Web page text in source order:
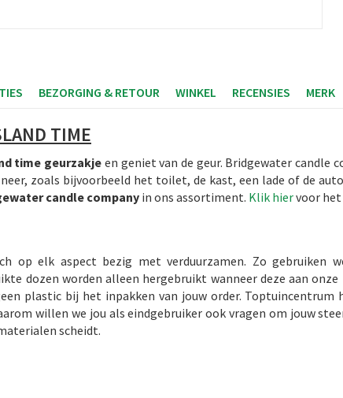
BEZORGING & RETOUR WINKEL RECENSIES MERK
TIME
time geurzakje en geniet van de geur. Bridgewater candle
zoals bijvoorbeeld het toilet, de kast, een lade of de
candle company in ons assortiment. Klik hiervoor
op elk aspect bezig met verduurzamen. Zo gebruiken
dozen worden alleen hergebruikt wanneer deze aan
plastic bij het inpakken van jouw order. Toptuincentrum
willen we jou als eindgebruiker ook vragen om jouw
scheidt.